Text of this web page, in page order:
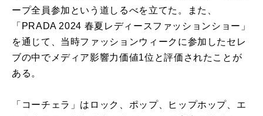
ープ全員参加という道しるべを立てた。また、
「PRADA 2024 春夏レディースファッションショー」
を通じて、当時ファッションウィークに参加したセレ
ブの中でメディア影響力価値1位と評価されたことが
ある。
「コーチェラ」はロック、ポップ、ヒップホップ、エ